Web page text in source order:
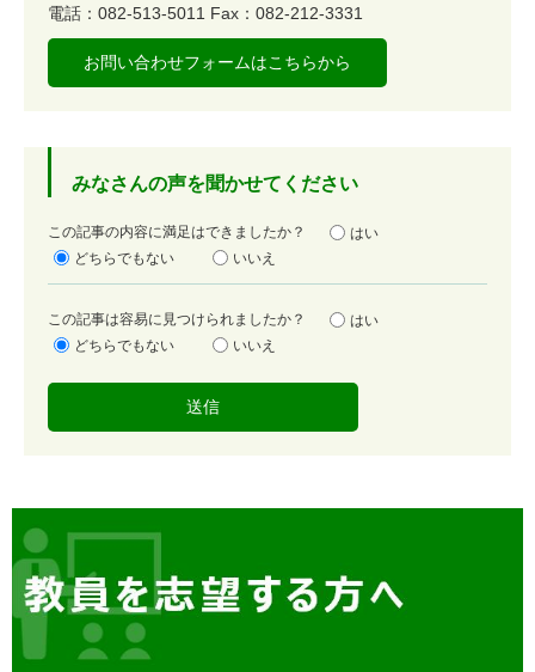
電話：082-513-5011 Fax：082-212-3331
お問い合わせフォームはこちらから
みなさんの声を聞かせてください
満
足
この記事の内容に満足はできましたか？
はい
どちらでもない
いいえ
容
易
この記事は容易に見つけられましたか？
はい
どちらでもない
いいえ